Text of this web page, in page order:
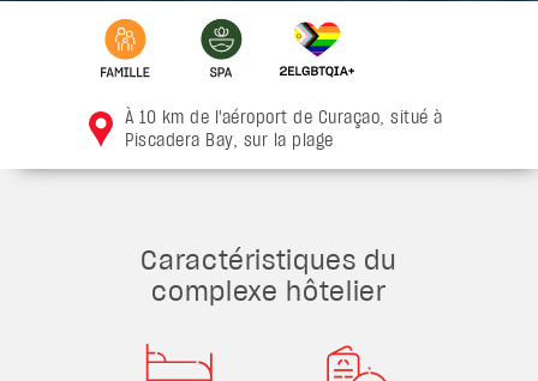
À 10 km de l'aéroport de Curaçao, situé à
Piscadera Bay, sur la plage
Caractéristiques du
complexe hôtelier